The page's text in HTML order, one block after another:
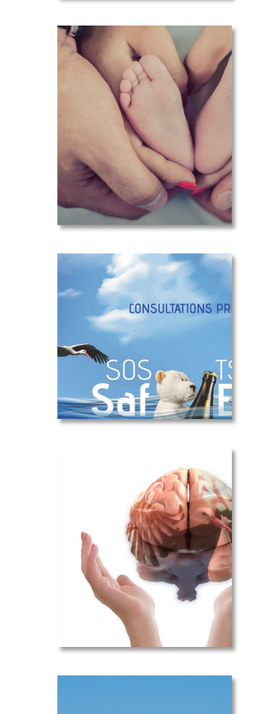
Pourquoi
miser sur un
diagnostic
précoce
Mémoire -
ministère
des finances
Ressources
médicales
générales